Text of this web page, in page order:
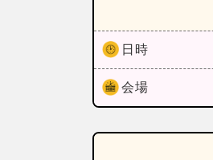
日時
会場